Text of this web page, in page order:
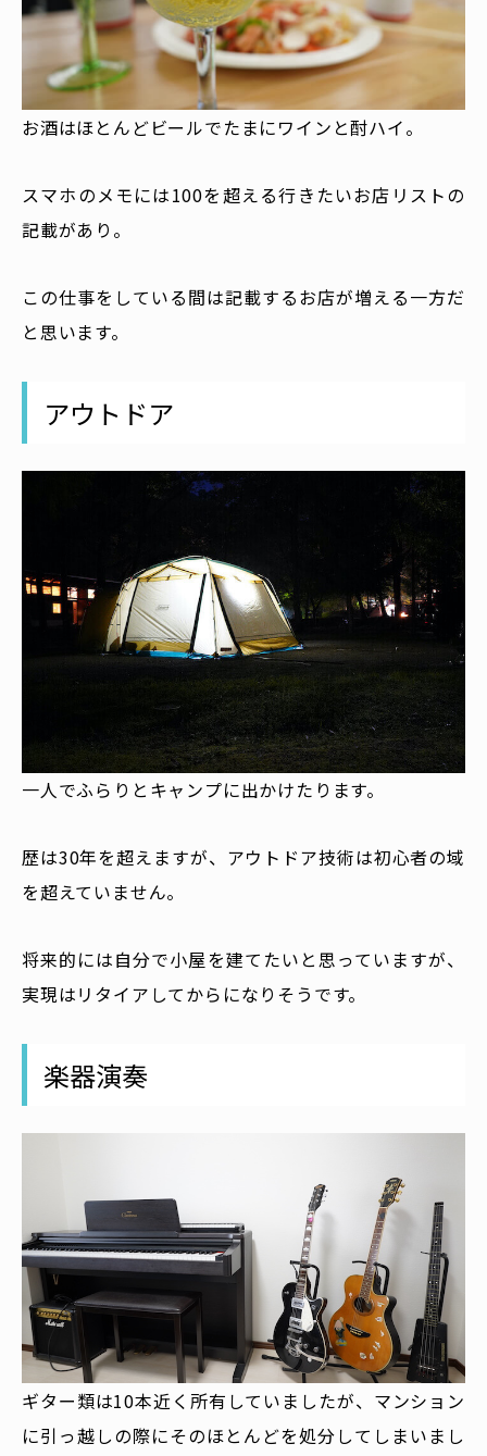
お酒はほとんどビールでたまにワインと酎ハイ。
スマホのメモには100を超える行きたいお店リストの
記載があり。
この仕事をしている間は記載するお店が増える一方だ
と思います。
アウトドア
一人でふらりとキャンプに出かけたります。
歴は30年を超えますが、アウトドア技術は初心者の域
を超えていません。
将来的には自分で小屋を建てたいと思っていますが、
実現はリタイアしてからになりそうです。
楽器演奏
ギター類は10本近く所有していましたが、マンション
に引っ越しの際にそのほとんどを処分してしまいまし